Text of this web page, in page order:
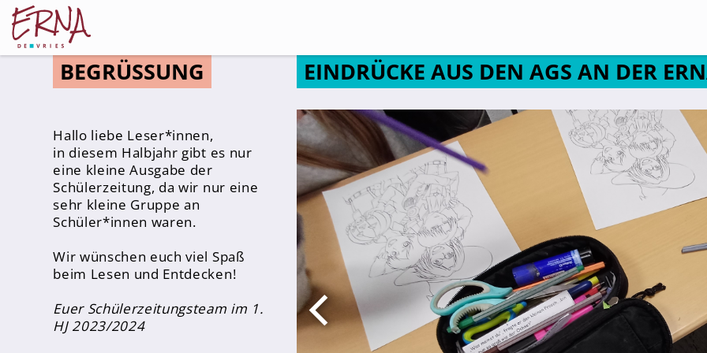
Schulleitung
Kollegium
Lehrer*innen
Schulsozialarbeiter
Teams
Schüler*innen
Schüler*innenvertretung
Suche
BEGRÜSSUNG
Hallo liebe Leser*innen,
in diesem Halbjahr gibt es nur
eine kleine Ausgabe der
Schülerzeitung, da wir nur eine
sehr kleine Gruppe an
Schüler*innen waren.
Wir wünschen euch viel Spaß
beim Lesen und Entdecken!
Euer Schülerzeitungsteam im 1.
HJ 2023/2024
EINDRÜCKE AUS DEN AGS AN DER